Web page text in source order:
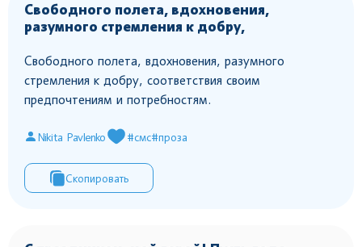
Свободного полета, вдохновения,
разумного стремления к добру,
Свободного полета, вдохновения, разумного
стремления к добру, соответствия своим
предпочтениям и потребностям.
Nikita Pavlenko #смс#проза
Скопировать